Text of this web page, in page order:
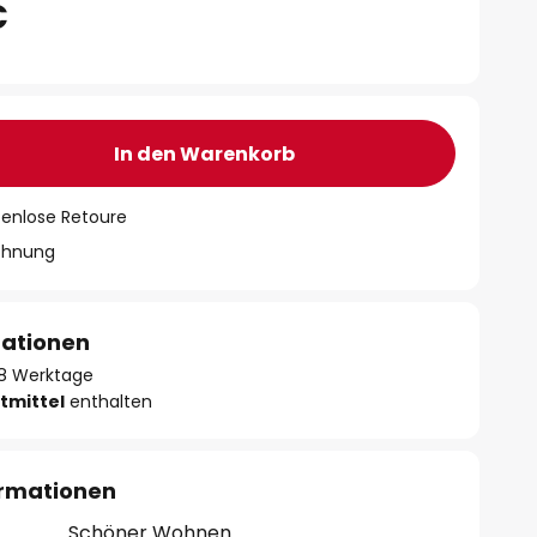
In den Warenkorb
Retoure
Werktage
enthalten